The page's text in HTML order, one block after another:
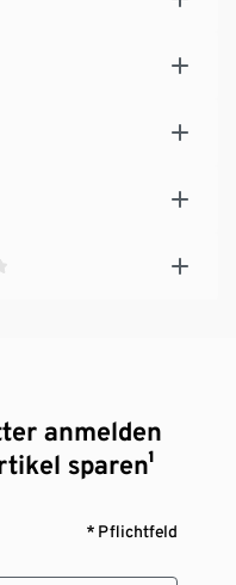
anmelden
sparen¹
* Pflichtfeld